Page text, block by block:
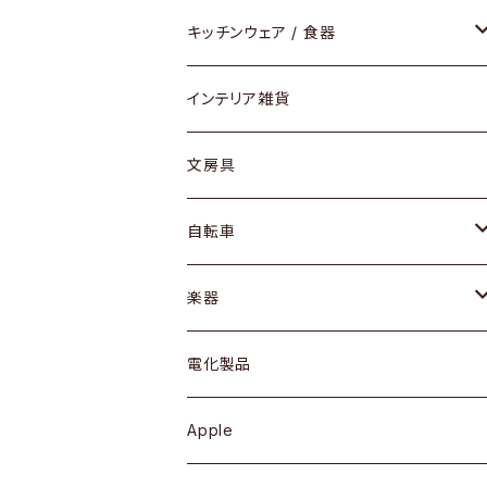
ダイニングセット / ダイニングテーブル
ローテーブル / サイドテーブル
デスク / コンソール
ドレッサー
シェルフ
キュリオケース / 飾り棚
カップボード / 食器棚
テーブルランプ / デスクスタンド
フロアライト
アクセサリー
リング
ピアス / イヤリング
財布
バッグ
アウター
トップス
ワンピース
ボトムス
キッチンウェア / 食器
グラス / タンブラー
カップ / マグ
プレート / ボウル
カトラリー
ケトル / ティーポット
鍋 / フライパン
インテリア雑貨
文房具
自転車
dahon
楽器
ギター
ベース
電化製品
Apple